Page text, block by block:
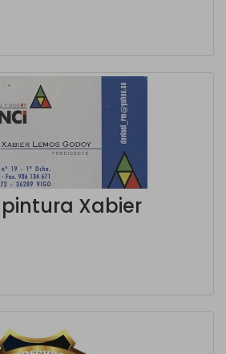
Xabier